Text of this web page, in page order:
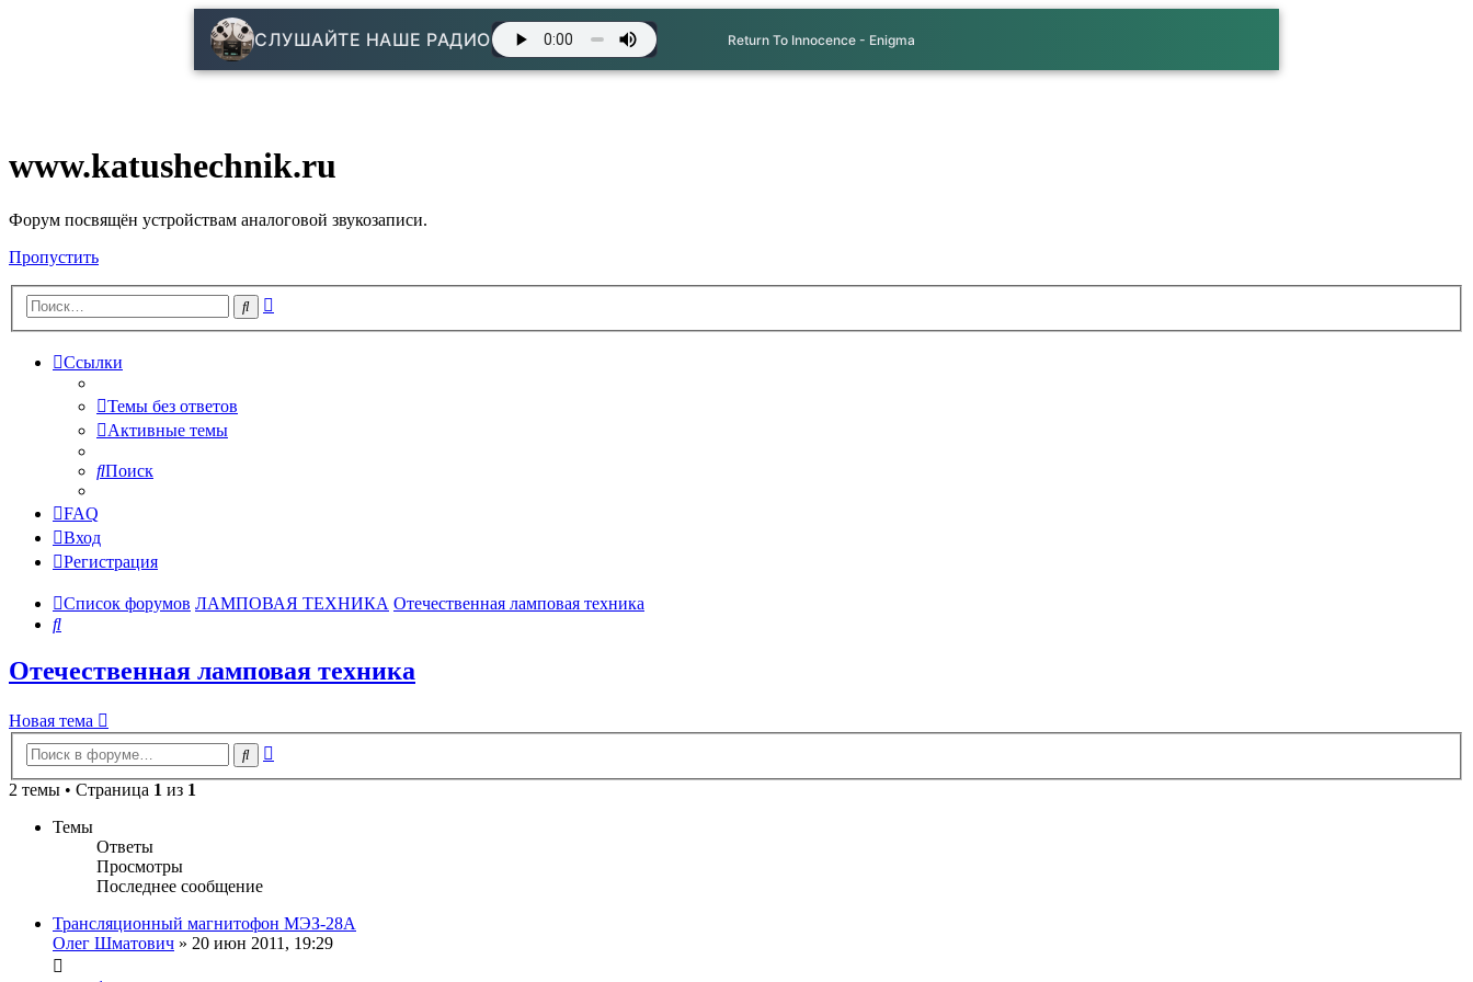
СЛУШАЙТЕ НАШЕ РАДИО Return To Innocence - Enigma
www.katushechnik.ru
Форум посвящён устройствам аналоговой звукозаписи.
Пропустить
Поиск
Ссылки
Темы без ответов
Активные темы
Поиск
FAQ
Вход
Регистрация
Список форумов ЛАМПОВАЯ ТЕХНИКА Отечественная ламповая техника
Поиск
Отечественная ламповая техника
Новая тема
Поиск
2 темы • Страница 1 из 1
Темы
Ответы
Просмотры
Последнее сообщение
Трансляционный магнитофон МЭЗ-28А
Олег Шматович » 20 июн 2011, 19:29